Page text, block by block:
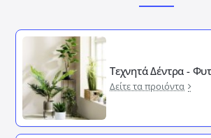
Τεχνητά Δέντρα -
Δείτε τα προιόντα